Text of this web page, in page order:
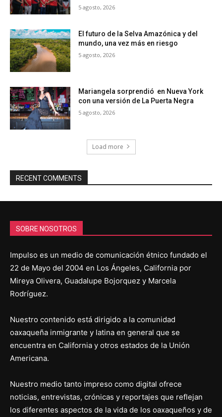
5 agosto, 2026
El futuro de la Selva Amazónica y del
mundo, una vez más en riesgo
5 agosto, 2026
Mariangela sorprendió en Nueva York
con una versión de La Puerta Negra
5 agosto, 2026
Load more
RECENT COMMENTS
SOBRE NOSOTROS
Impulso es un medio de comunicación étnico fundado el
22 de Mayo del 2004 en Los Ángeles, California por
Mireya Olivera, Guadalupe Bojorquez y Marcela
Rodríguez.
Nuestro contenido está dirigido a la comunidad
oaxaqueña inmigrante y latina en general que se
encuentra en California y otros estados de la Unión
Americana.
Nuestro medio tanto impreso como digital ofrece
noticias, entrevistas, crónicas y reportajes que reflejan
los diferentes aspectos de la vida de los oaxaqueños y de